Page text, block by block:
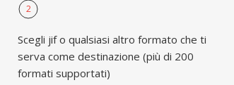
2
Scegli jif o qualsiasi altro formato che ti
serva come destinazione (più di 200
formati supportati)